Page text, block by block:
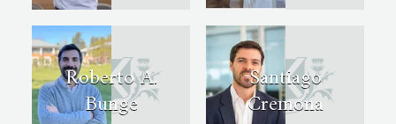
Roberto A.
Bunge
Santiago
Cremona